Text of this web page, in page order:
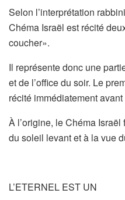
Selon l’interprétation
Chéma Israël est récité
coucher».
Il représente donc une
et de l’office du soir. Le
récité immédiatement
À l’origine, le Chéma
du soleil levant et à la vue
L’ETERNEL EST UN